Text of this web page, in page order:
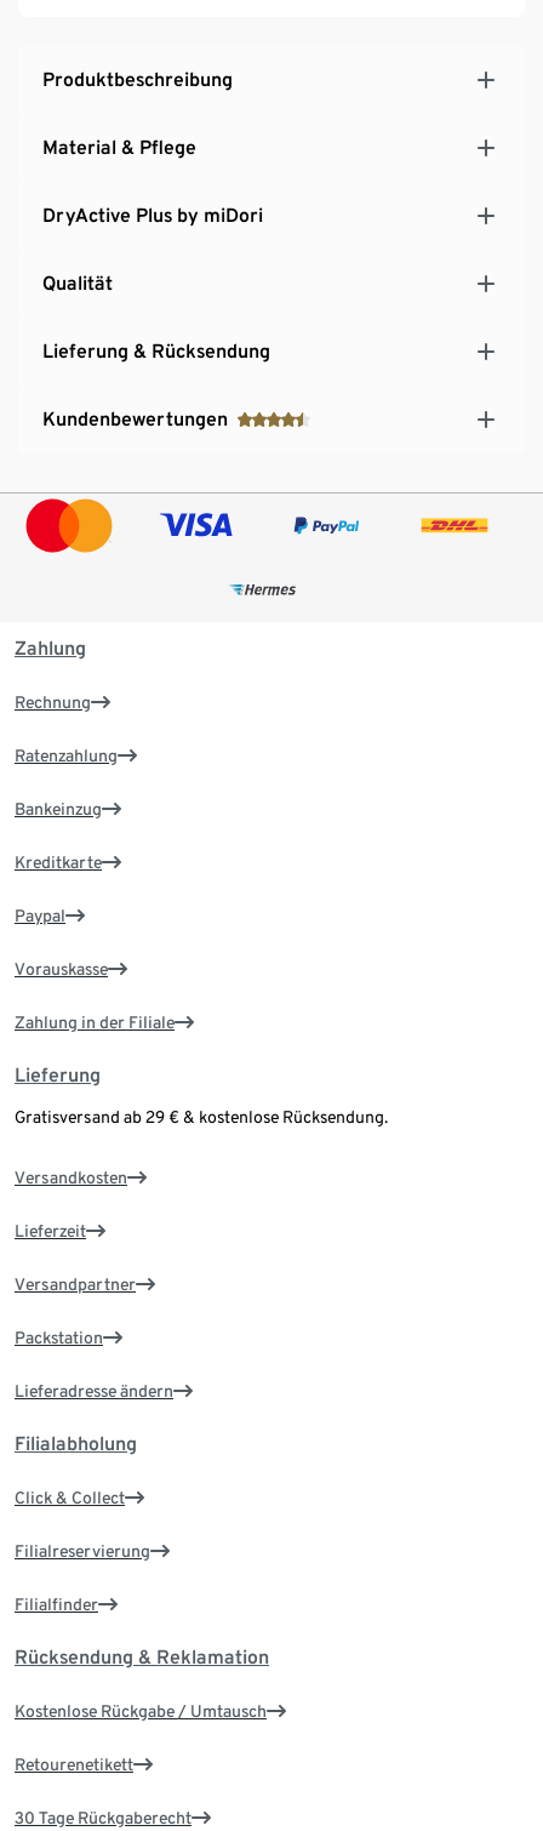
Produktbeschreibung
Material & Pflege
DryActive Plus by miDori
Qualität
Lieferung & Rücksendung
Kundenbewertungen
Zahlung
Rechnung
Ratenzahlung
Bankeinzug
Kreditkarte
Paypal
Vorauskasse
Zahlung in der Filiale
Lieferung
Gratisversand ab 29 € & kostenlose Rücksendung.
Versandkosten
Lieferzeit
Versandpartner
Packstation
Lieferadresse ändern
Filialabholung
Click & Collect
Filialreservierung
Filialfinder
Rücksendung & Reklamation
Kostenlose Rückgabe / Umtausch
Retourenetikett
30 Tage Rückgaberecht